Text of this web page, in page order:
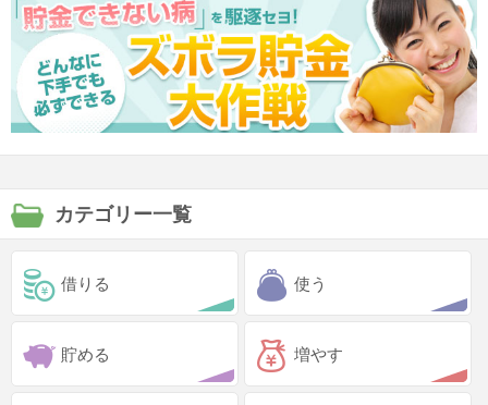
カテゴリー一覧
借りる 使う
貯める 増やす